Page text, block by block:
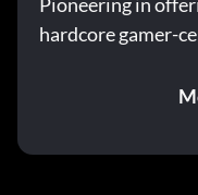
hardcore gamer-